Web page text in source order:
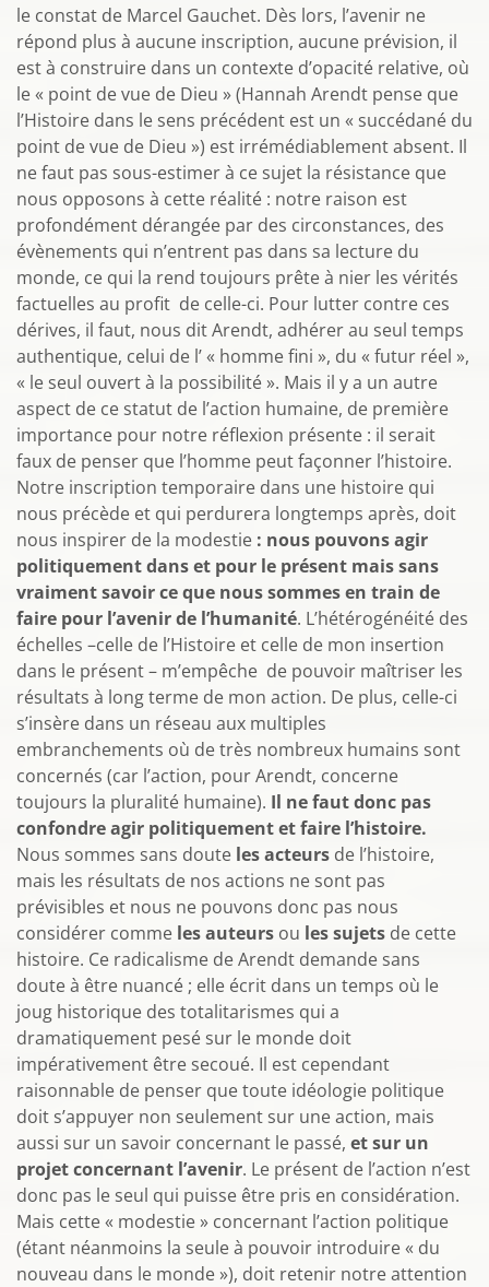
le constat de Marcel Gauchet. Dès lors, l’avenir ne
répond plus à aucune inscription, aucune prévision, il
est à construire dans un contexte d’opacité relative, où
le « point de vue de Dieu » (Hannah Arendt pense que
l’Histoire dans le sens précédent est un « succédané du
point de vue de Dieu ») est irrémédiablement absent. Il
ne faut pas sous-estimer à ce sujet la résistance que
nous opposons à cette réalité : notre raison est
profondément dérangée par des circonstances, des
évènements qui n’entrent pas dans sa lecture du
monde, ce qui la rend toujours prête à nier les vérités
factuelles au profit de celle-ci. Pour lutter contre ces
dérives, il faut, nous dit Arendt, adhérer au seul temps
authentique, celui de l’ « homme fini », du « futur réel »,
« le seul ouvert à la possibilité ». Mais il y a un autre
aspect de ce statut de l’action humaine, de première
importance pour notre réflexion présente : il serait
faux de penser que l’homme peut façonner l’histoire.
Notre inscription temporaire dans une histoire qui
nous précède et qui perdurera longtemps après, doit
nous inspirer de la modestie : nous pouvons agir
politiquement dans et pour le présent mais sans
vraiment savoir ce que nous sommes en train de
faire pour l’avenir de l’humanité. L’hétérogénéité des
échelles –celle de l’Histoire et celle de mon insertion
dans le présent – m’empêche de pouvoir maîtriser les
résultats à long terme de mon action. De plus, celle-ci
s’insère dans un réseau aux multiples
embranchements où de très nombreux humains sont
concernés (car l’action, pour Arendt, concerne
toujours la pluralité humaine). Il ne faut donc pas
confondre agir politiquement et faire l’histoire.
Nous sommes sans doute les acteurs de l’histoire,
mais les résultats de nos actions ne sont pas
prévisibles et nous ne pouvons donc pas nous
considérer comme les auteurs ou les sujets de cette
histoire. Ce radicalisme de Arendt demande sans
doute à être nuancé ; elle écrit dans un temps où le
joug historique des totalitarismes qui a
dramatiquement pesé sur le monde doit
impérativement être secoué. Il est cependant
raisonnable de penser que toute idéologie politique
doit s’appuyer non seulement sur une action, mais
aussi sur un savoir concernant le passé, et sur un
projet concernant l’avenir. Le présent de l’action n’est
donc pas le seul qui puisse être pris en considération.
Mais cette « modestie » concernant l’action politique
(étant néanmoins la seule à pouvoir introduire « du
nouveau dans le monde »), doit retenir notre attention